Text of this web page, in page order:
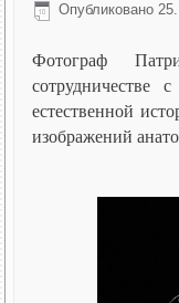
Опубликовано
Фотограф
сотрудничестве
естественной
изображений